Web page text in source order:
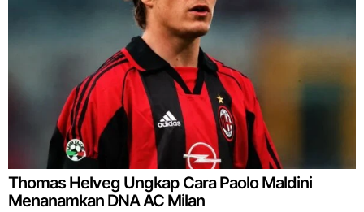
Thomas Helveg Ungkap Cara Paolo Maldini
Menanamkan DNA AC Milan